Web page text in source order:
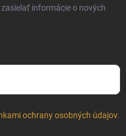
informácie o nových
ochrany osobných údajov.